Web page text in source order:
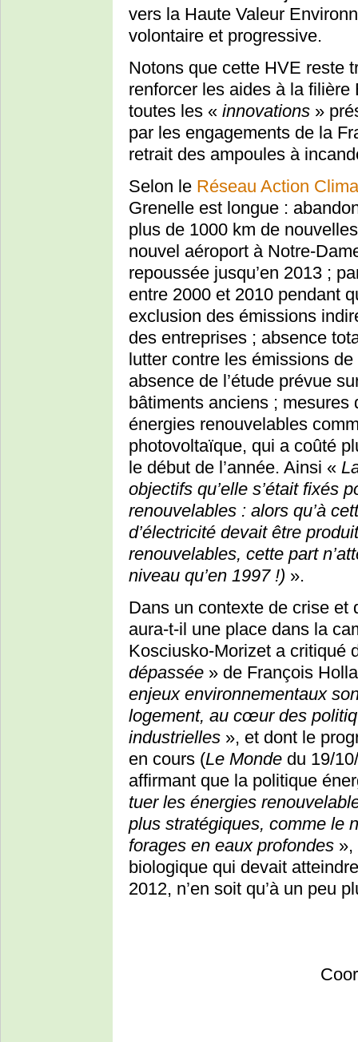
vers la Haute Valeur
volontaire et progressive.
Notons que cette HVE reste
renforcer les aides à la filière
toutes les « innovations »
par les engagements de la
retrait des ampoules à
Selon le Réseau Action
Grenelle est longue :
plus de 1000 km de
nouvel aéroport à Notre-
repoussée jusqu’en 2013 ;
entre 2000 et 2010 pendant
exclusion des émissions
des entreprises ; absence
lutter contre les émissions
absence de l’étude prévue
bâtiments anciens ;
énergies renouvelables
photovoltaïque, qui a coûté
le début de l’année. Ainsi «
objectifs qu’elle s’était fixés
renouvelables : alors qu’à
d’électricité devait être
renouvelables, cette part
niveau qu’en 1997 !) ».
Dans un contexte de crise et
aura-t-il une place dans la
Kosciusko-Morizet a critiqué
dépassée » de François
enjeux environnementaux
logement, au cœur des
industrielles », et dont le
en cours (Le Monde du 19/
affirmant que la politique
tuer les énergies
plus stratégiques, comme le
forages en eaux profondes »,
biologique qui devait
2012, n’en soit qu’à un peu